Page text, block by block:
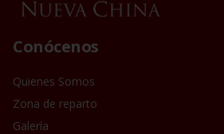
Conócenos
Quienes Somos
Zona de reparto
Galería